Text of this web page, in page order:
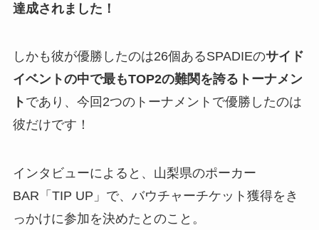
達成されました！
しかも彼が優勝したのは26個あるSPADIEのサイド
イベントの中で最もTOP2の難関を誇るトーナメン
ト であり、今回2つのトーナメントで優勝したのは
彼だけです！
インタビューによると、山梨県のポーカー
BAR「TIP UP」で、バウチャーチケット獲得をき
っかけに参加を決めたとのこと。